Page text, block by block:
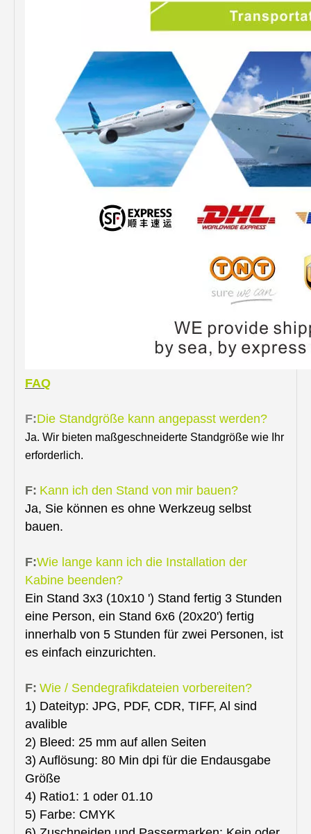
FAQ
F:Die Standgröße kann angepasst werden?
Ja. Wir bieten maßgeschneiderte Standgröße wie Ihr
erforderlich.
F: Kann ich den Stand von mir bauen?
Ja, Sie können es ohne Werkzeug selbst
bauen.
F:Wie lange kann ich die Installation der
Kabine beenden?
Ein Stand 3x3 (10x10 ') Stand fertig 3 Stunden
eine Person, ein Stand 6x6 (20x20') fertig
innerhalb von 5 Stunden für zwei Personen, ist
es einfach einzurichten.
F: Wie / Sendegrafikdateien vorbereiten?
1) Dateityp: JPG, PDF, CDR, TIFF, Al sind
avalible
2) Bleed: 25 mm auf allen Seiten
3) Auflösung: 80 Min dpi für die Endausgabe
Größe
4) Ratio1: 1 oder 01.10
5) Farbe: CMYK